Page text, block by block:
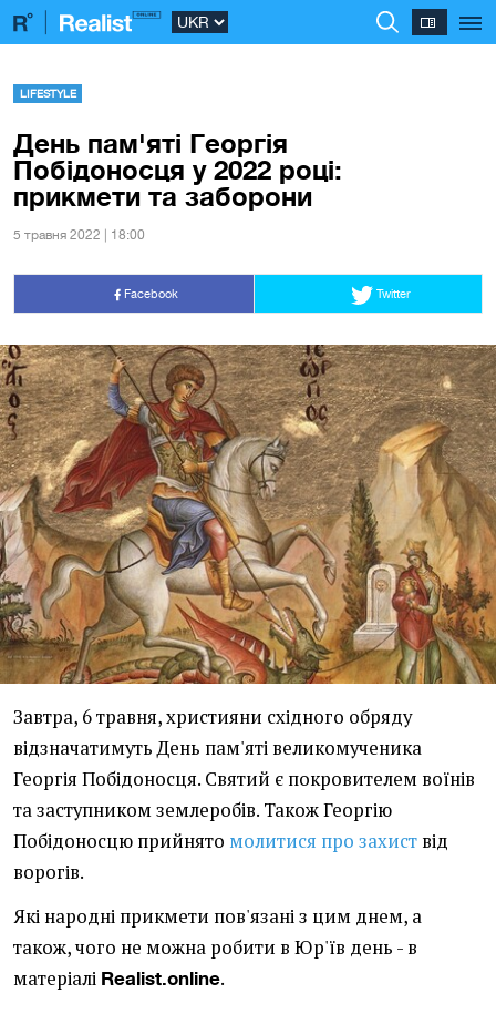
LIFESTYLE
День пам'яті Георгія
Побідоносця у 2022 році:
прикмети та заборони
5 травня 2022 | 18:00
Facebook Twitter
Завтра, 6 травня, християни східного обряду
відзначатимуть День пам'яті великомученика
Георгія Побідоносця. Святий є покровителем воїнів
та заступником землеробів. Також Георгію
Побідоносцю прийнято молитися про захист від
ворогів.
Які народні прикмети пов'язані з цим днем, а
також, чого не можна робити в Юр'їв день - в
матеріалі Realist.online.